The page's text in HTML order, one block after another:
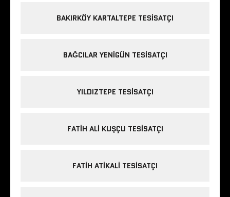
BAKIRKÖY KARTALTEPE TESISATÇI
BAĞCILAR YENIGÜN TESISATÇI
YILDIZTEPE TESISATÇI
FATIH ALI KUŞÇU TESISATÇI
FATIH ATIKALI TESISATÇI